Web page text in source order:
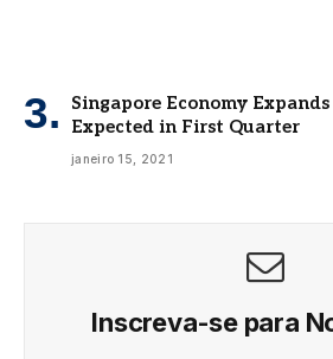
Singapore Economy
Expected in First Quarter
janeiro 15, 2021
Inscreva-se para